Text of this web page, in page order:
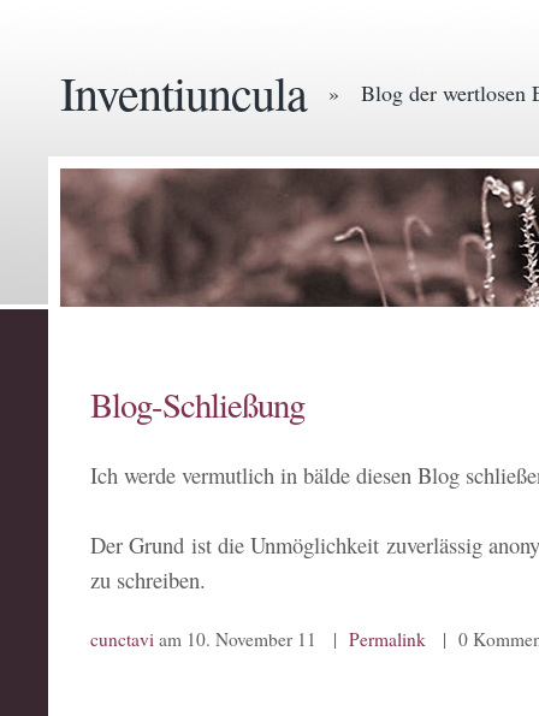
Inventiuncula » Blog der wertlosen
Blog-Schließung
Ich werde vermutlich in bälde diesen Blog
Der Grund ist die Unmöglichkeit zuverlässig
zu schreiben.
cunctavi am 10. November 11 | Permalink | 0